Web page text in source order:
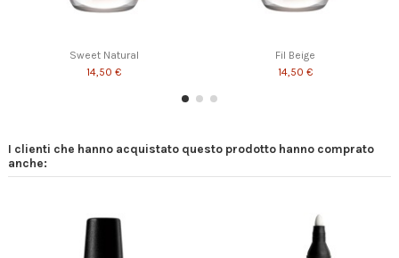
Sweet Natural
14,50 €
Fil Beige
14,50 €
I clienti che hanno acquistato questo prodotto hanno comprato
anche: